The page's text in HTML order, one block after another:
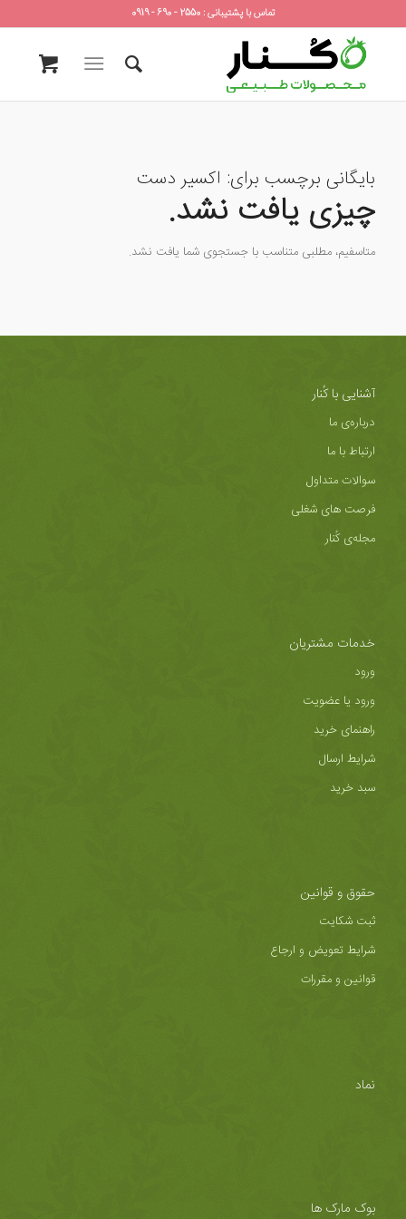
تماس با پشتیبانی : 2550 - 690 - 0919
بایگانی برچسب برای: اکسیر دست
چیزی یافت نشد.
متاسفیم، مطلبی متناسب با جستجوی شما یافت نشد.
آشنایی با کُنار
درباره‌ی ما
ارتباط با ما
سوالات متداول
فرصت های شغلی
مجله‌ی کُنار
خدمات مشتریان
ورود
ورود یا عضویت
راهنمای خرید
شرایط ارسال
سبد خرید
حقوق و قوانین
ثبت شکایت
شرایط تعویض و ارجاع
قوانین و مقررات
نماد
بوک مارک ها